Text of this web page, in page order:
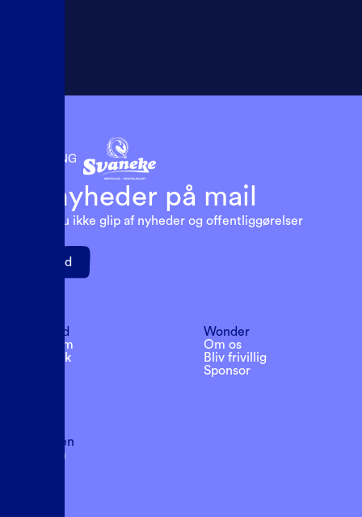
Få nyheder på mail
Så går du ikke glip af nyheder og offentliggørelser
Tilmeld
Følg med
Instagram
Facebook
Wonder
Om os
Bliv frivillig
Sponsor
Festivalen
Program